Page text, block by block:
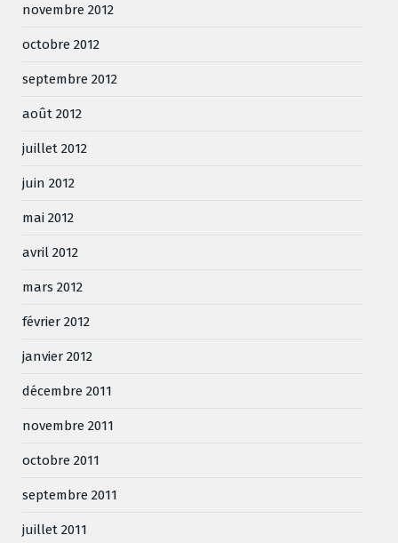
novembre 2012
octobre 2012
septembre 2012
août 2012
juillet 2012
juin 2012
mai 2012
avril 2012
mars 2012
février 2012
janvier 2012
décembre 2011
novembre 2011
octobre 2011
septembre 2011
juillet 2011